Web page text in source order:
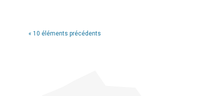
« 10 éléments précédents